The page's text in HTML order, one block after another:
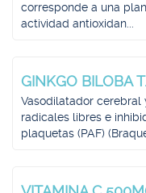
corresponde a una
actividad antioxidan...
GINKGO BILOBA
Vasodilatador
radicales libres e
plaquetas (PAF)